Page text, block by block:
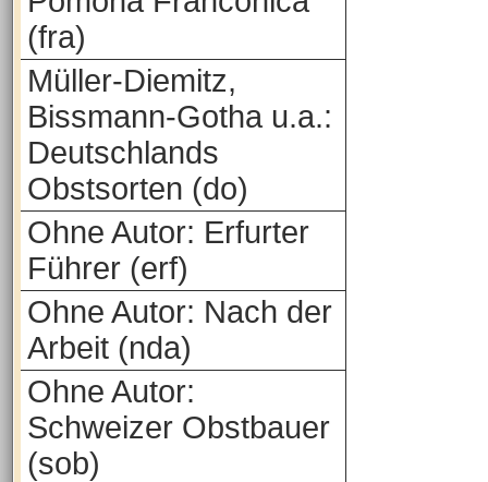
(fra)
Müller-Diemitz,
Bissmann-Gotha u.a.:
Deutschlands
Obstsorten (do)
Ohne Autor: Erfurter
Führer (erf)
Ohne Autor: Nach der
Arbeit (nda)
Ohne Autor:
Schweizer Obstbauer
(sob)